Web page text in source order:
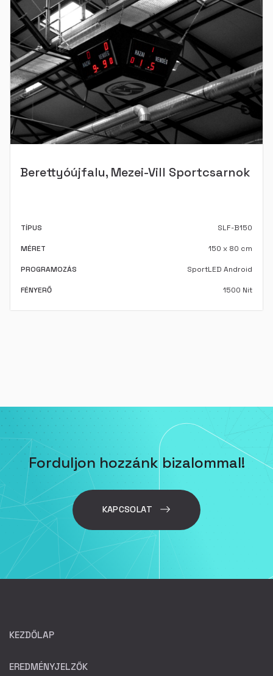
Berettyóújfalu, Mezei-Vill Sportcsarnok
TÍPUS SLF-B150
MÉRET 150 x 80 cm
PROGRAMOZÁS SportLED Android
FÉNYERŐ 1500 Nit
Forduljon hozzánk bizalommal!
KAPCSOLAT
KEZDŐLAP
EREDMÉNYJELZŐK